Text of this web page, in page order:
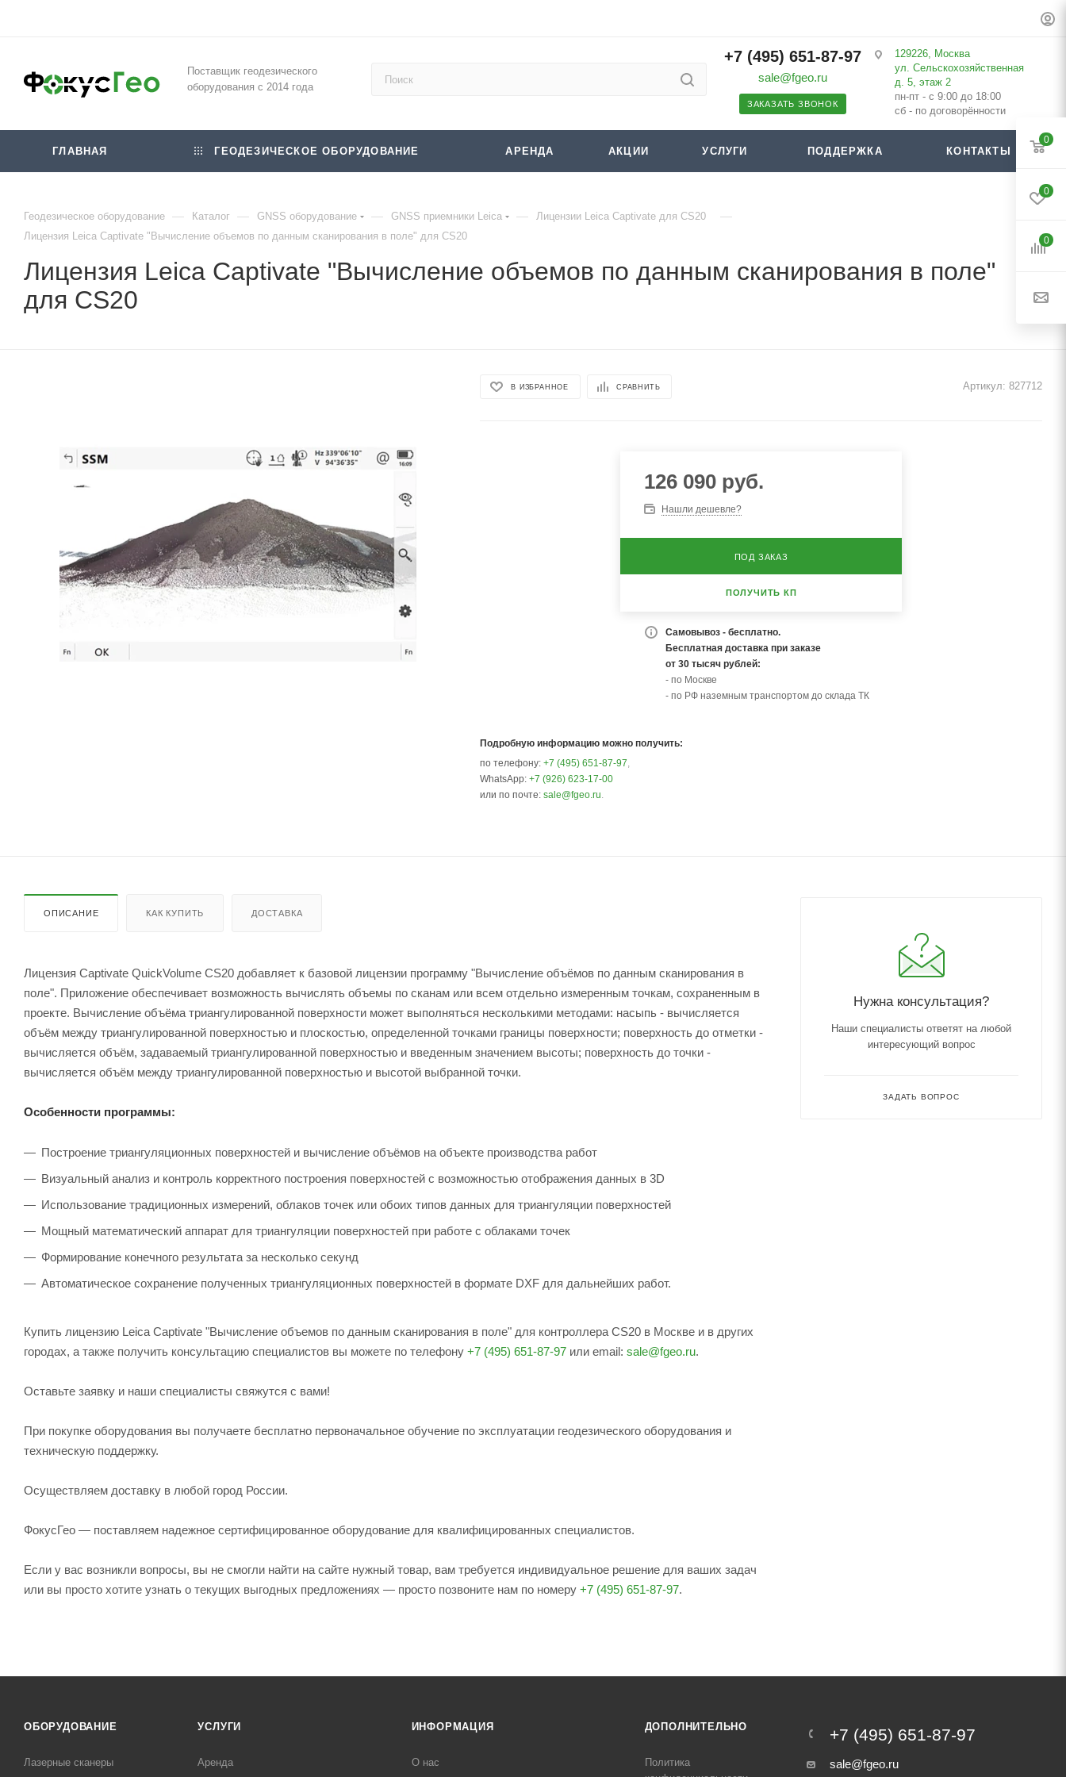
Поставщик геодезического
оборудования с 2014 года
+7 (495) 651-87-97
sale@fgeo.ru
ЗАКАЗАТЬ ЗВОНОК
129226, Москва
ул. Сельскохозяйственная
д. 5, этаж 2
пн-пт - с 9:00 до 18:00
сб - по договорённости
ГЛАВНАЯ ГЕОДЕЗИЧЕСКОЕ ОБОРУДОВАНИЕ АРЕНДА АКЦИИ УСЛУГИ ПОДДЕРЖКА КОНТАКТЫ
Геодезическое оборудование — Каталог — GNSS оборудование — GNSS приемники Leica — Лицензии Leica Captivate для CS20 —
Лицензия Leica Captivate "Вычисление объемов по данным сканирования в поле" для CS20
Лицензия Leica Captivate "Вычисление объемов по данным сканирования в поле"
для CS20
В ИЗБРАННОЕ СРАВНИТЬ Артикул: 827712
126 090 руб.
Нашли дешевле?
ПОД ЗАКАЗ
ПОЛУЧИТЬ КП
Самовывоз - бесплатно.
Бесплатная доставка при заказе
от 30 тысяч рублей:
- по Москве
- по РФ наземным транспортом до склада ТК
Подробную информацию можно получить:
по телефону:+7 (495) 651-87-97,
WhatsApp:+7 (926) 623-17-00
или по почте:sale@fgeo.ru.
ОПИСАНИЕ КАК КУПИТЬ ДОСТАВКА
Лицензия Captivate QuickVolume CS20 добавляет к базовой лицензии программу "Вычисление объёмов по данным сканирования в
поле". Приложение обеспечивает возможность вычислять объемы по сканам или всем отдельно измеренным точкам, сохраненным в
проекте. Вычисление объёма триангулированной поверхности может выполняться несколькими методами: насыпь - вычисляется
объём между триангулированной поверхностью и плоскостью, определенной точками границы поверхности; поверхность до отметки -
вычисляется объём, задаваемый триангулированной поверхностью и введенным значением высоты; поверхность до точки -
вычисляется объём между триангулированной поверхностью и высотой выбранной точки.
Особенности программы:
Построение триангуляционных поверхностей и вычисление объёмов на объекте производства работ
Визуальный анализ и контроль корректного построения поверхностей с возможностью отображения данных в 3D
Использование традиционных измерений, облаков точек или обоих типов данных для триангуляции поверхностей
Мощный математический аппарат для триангуляции поверхностей при работе с облаками точек
Формирование конечного результата за несколько секунд
Автоматическое сохранение полученных триангуляционных поверхностей в формате DXF для дальнейших работ.
Купить лицензию Leica Captivate "Вычисление объемов по данным сканирования в поле" для контроллера CS20 в Москве и в других
городах, а также получить консультацию специалистов вы можете по телефону +7 (495) 651-87-97 или email: sale@fgeo.ru.
Оставьте заявку и наши специалисты свяжутся с вами!
При покупке оборудования вы получаете бесплатно первоначальное обучение по эксплуатации геодезического оборудования и
техническую поддержку.
Осуществляем доставку в любой город России.
ФокусГео — поставляем надежное сертифицированное оборудование для квалифицированных специалистов.
Если у вас возникли вопросы, вы не смогли найти на сайте нужный товар, вам требуется индивидуальное решение для ваших задач
или вы просто хотите узнать о текущих выгодных предложениях — просто позвоните нам по номеру +7 (495) 651-87-97.
Нужна консультация?
Наши специалисты ответят на любой
интересующий вопрос
ЗАДАТЬ ВОПРОС
ОБОРУДОВАНИЕ
Лазерные сканеры
УСЛУГИ
Аренда
ИНФОРМАЦИЯ
О нас
ДОПОЛНИТЕЛЬНО
Политика
+7 (495) 651-87-97
sale@fgeo.ru
0
0
0